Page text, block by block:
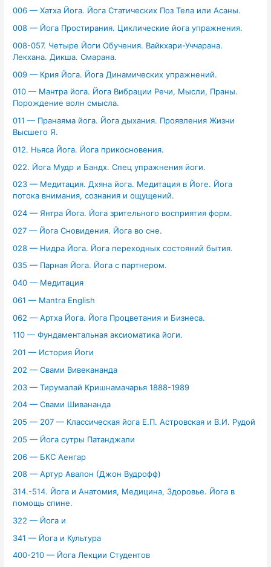
006 — Хатха Йога. Йога Статических Поз Тела или Асаны.
008 — Йога Простирания. Циклические йога упражнения.
008-057. Четыре Йоги Обучения. Вайкхари-Уччарана.
Лекхана. Дикша. Смарана.
009 — Крия Йога. Йога Динамических упражнений.
010 — Мантра йога. Йога Вибрации Речи, Мысли, Праны.
Порождение волн смысла.
011 — Пранаяма йога. Йога дыхания. Проявления Жизни
Высшего Я.
012. Ньяса Йога. Йога прикосновения.
022. Йога Мудр и Бандх. Спец упражнения йоги.
023 — Медитация. Дхяна йога. Медитация в Йоге. Йога
потока внимания, сознания и ощущений.
024 — Янтра Йога. Йога зрительного восприятия форм.
027 — Йога Сновидения. Йога во сне.
028 — Нидра Йога. Йога переходных состояний бытия.
035 — Парная Йога. Йога с партнером.
040 — Медитация
061 — Mantra English
062 — Артха Йога. Йога Процветания и Бизнеса.
110 — Фундаментальная аксиоматика йоги.
201 — История Йоги
202 — Свами Вивекананда
203 — Тирумалай Кришнамачарья 1888-1989
204 — Свами Шивананда
205 — 207 — Классическая йога Е.П. Астровская и В.И. Рудой
205 — Йога сутры Патанджали
206 — БКС Аенгар
208 — Артур Авалон (Джон Вудрофф)
314.-514. Йога и Анатомия, Медицина, Здоровье. Йога в
помощь спине.
322 — Йога и
341 — Йога и Культура
400-210 — Йога Лекции Студентов